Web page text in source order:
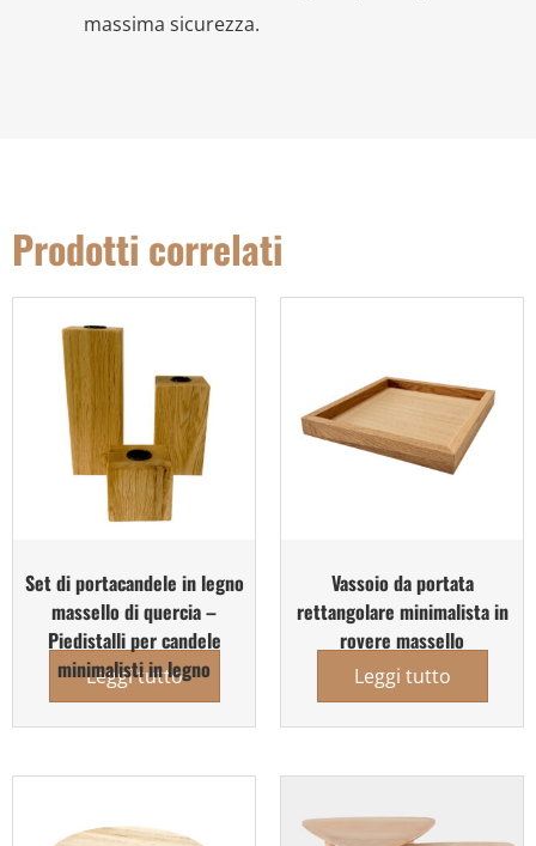
massima sicurezza.
Prodotti correlati
Set di portacandele in legno
massello di quercia –
Piedistalli per candele
minimalisti in legno
Leggi tutto
Vassoio da portata
rettangolare minimalista in
rovere massello
Leggi tutto